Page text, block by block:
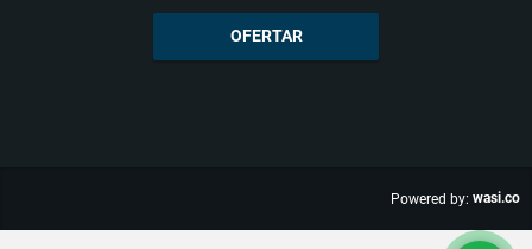
OFERTAR
Powered by: wasi.co